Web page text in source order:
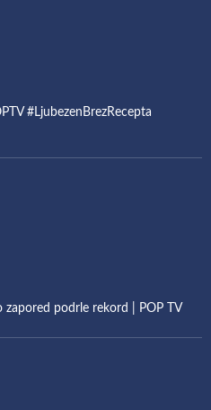
#LjubezenBrezRecepta
podrle rekord | POP TV